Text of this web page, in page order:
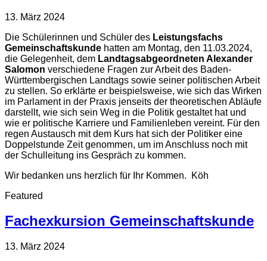
13. März 2024
Die Schülerinnen und Schüler des Leistungsfachs
Gemeinschaftskunde hatten am Montag, den 11.03.2024,
die Gelegenheit, dem Landtagsabgeordneten Alexander
Salomon verschiedene Fragen zur Arbeit des Baden-
Württembergischen Landtags sowie seiner politischen Arbeit
zu stellen. So erklärte er beispielsweise, wie sich das Wirken
im Parlament in der Praxis jenseits der theoretischen Abläufe
darstellt, wie sich sein Weg in die Politik gestaltet hat und
wie er politische Karriere und Familienleben vereint. Für den
regen Austausch mit dem Kurs hat sich der Politiker eine
Doppelstunde Zeit genommen, um im Anschluss noch mit
der Schulleitung ins Gespräch zu kommen.
Wir bedanken uns herzlich für Ihr Kommen. Köh
Featured
Fachexkursion Gemeinschaftskunde
13. März 2024